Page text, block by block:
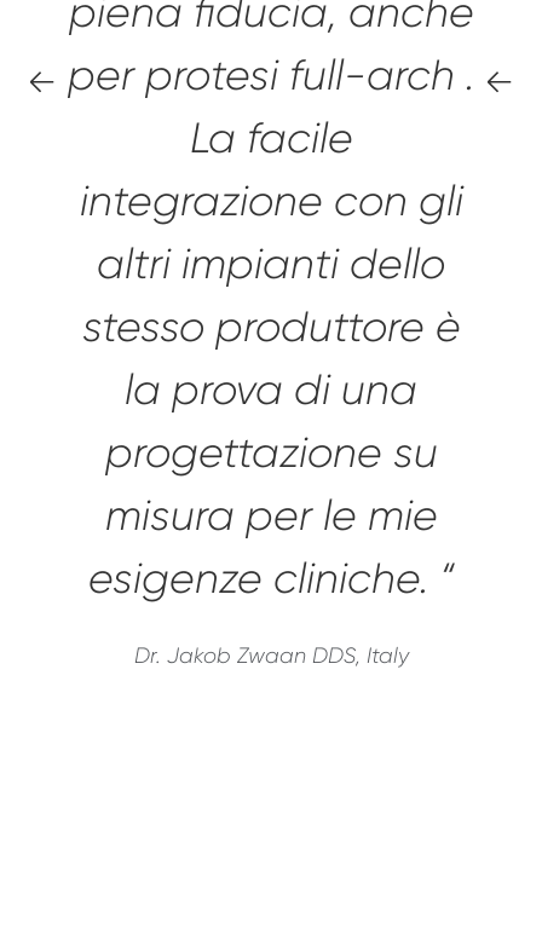
piena fiducia, anche
per protesi full-arch .
La facile
integrazione con gli
altri impianti dello
stesso produttore è
la prova di una
progettazione su
misura per le mie
esigenze cliniche. “
Dr. Jakob Zwaan DDS, Italy